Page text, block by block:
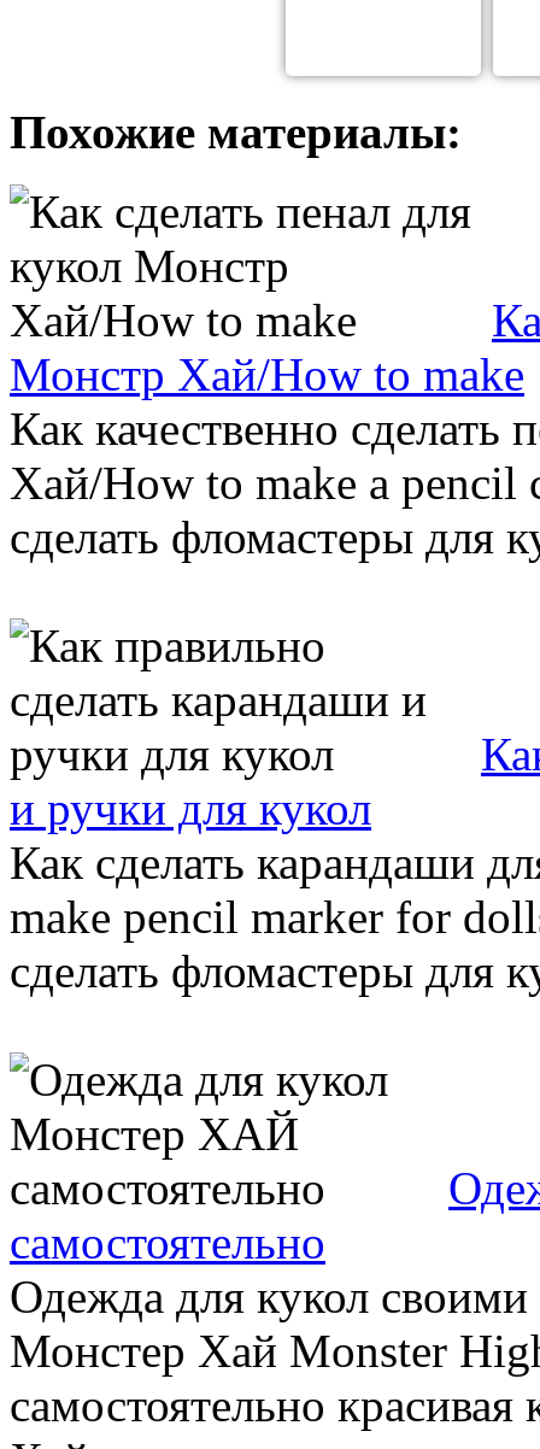
Похожие материалы:
Монстр Хай/How to make
Как качественно сделать
Хай/How to make a pencil
сделать фломастеры для
и ручки для кукол
Как сделать карандаши
make pencil marker for
сделать фломастеры для
самостоятельно
Одежда для кукол своими
Монстер Хай Monster
самостоятельно